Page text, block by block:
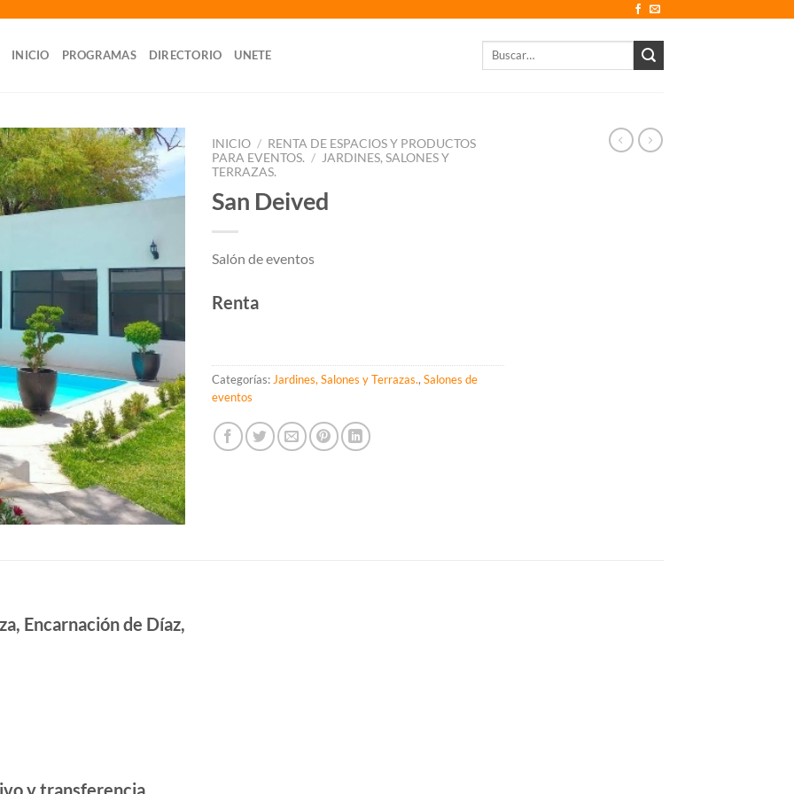
INICIO PROGRAMAS DIRECTORIO UNETE
Buscar
INICIO / RENTA DE ESPACIOS Y PRODUCTOS
PARA EVENTOS. /
JARDINES, SALONES Y
TERRAZAS.
San Deived
Salón de eventos
Renta
Categorías:Jardines, Salones y Terrazas., Salones de
eventos
Encarnación de Díaz,
y transferencia